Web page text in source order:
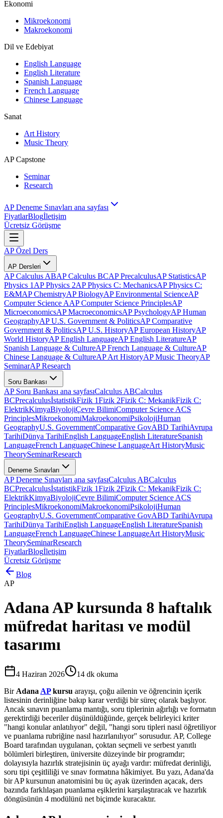
Ekonomi
Mikroekonomi
Makroekonomi
Dil ve Edebiyat
English Language
English Literature
Spanish Language
French Language
Chinese Language
Sanat
Art History
Music Theory
AP Capstone
Seminar
Research
AP Deneme Sınavları ana sayfası
FiyatlarBlogİletişim
Ücretsiz Görüşme
AP Özel Ders
AP Dersleri
AP Calculus ABAP Calculus BCAP PrecalculusAP StatisticsAP
Physics 1 AP Physics 2AP Physics C: MechanicsAP Physics C:
E&MAP ChemistryAP BiologyAP Environmental ScienceAP
Computer Science AAP Computer Science PrinciplesAP
MicroeconomicsAP MacroeconomicsAP PsychologyAP Human
GeographyAP U.S. Government & PoliticsAP Comparative
Government & PoliticsAP U.S. HistoryAP European HistoryAP
World HistoryAP English LanguageAP English LiteratureAP
Spanish Language & CultureAP French Language & CultureAP
Chinese Language & CultureAP Art HistoryAP Music TheoryAP
SeminarAP Research
Soru Bankası
AP Soru Bankası ana sayfasıCalculus ABCalculus
BCPrecalculusİstatistikFizik 1Fizik 2Fizik C: MekanikFizik C:
ElektrikKimyaBiyolojiÇevre BilimiComputer Science ACS
PrinciplesMikroekonomiMakroekonomiPsikolojiHuman
GeographyU.S. GovernmentComparative GovABD TarihiAvrupa
TarihiDünya TarihiEnglish LanguageEnglish LiteratureSpanish
LanguageFrench LanguageChinese LanguageArt HistoryMusic
TheorySeminarResearch
Deneme Sınavları
AP Deneme Sınavları ana sayfasıCalculus ABCalculus
BCPrecalculusİstatistikFizik 1Fizik 2Fizik C: MekanikFizik C:
ElektrikKimyaBiyolojiÇevre BilimiComputer Science ACS
PrinciplesMikroekonomiMakroekonomiPsikolojiHuman
GeographyU.S. GovernmentComparative GovABD TarihiAvrupa
TarihiDünya TarihiEnglish LanguageEnglish LiteratureSpanish
LanguageFrench LanguageChinese LanguageArt HistoryMusic
TheorySeminarResearch
FiyatlarBlogİletişim
Ücretsiz Görüşme
Blog
AP
Adana AP kursunda 8 haftalık
müfredat haritası ve modül
tasarımı
4 Haziran 2026 14 dk okuma
Bir Adana APkursu arayışı, çoğu ailenin ve öğrencinin içerik
listesinin derinliğine bakıp karar verdiği bir süreç olarak başlıyor.
Ancak sınavın puanlama mantığı, soru tiplerinin ağırlığı ve formatın
gerektirdiği beceriler düşünüldüğünde, gerçek belirleyici kriter
"hangi konular anlatılıyor" değil, "hangi soru tipleri nasıl öğretiliyor
ve puanlama rubriğine nasıl hazırlanılıyor" sorusudur. AP, College
Board tarafından uygulanan, çoktan seçmeli ve serbest yanıtlı
bölümleri birleştiren, üniversite düzeyinde bir programdır;
dolayısıyla hazırlık stratejisinin üç ayağı vardır: müfredat derinliği,
soru tipi çeşitliliği ve sınav formatına hâkimiyet. Bu yazı, Adana'da
bir AP kursunun anatomisini bu üç ayak üzerinden açacak, ders
bazında farklılaşan puanlama eşiklerini karşılaştıracak ve hazırlık
döngüsünün 4 modülünü net biçimde kuracaktır.